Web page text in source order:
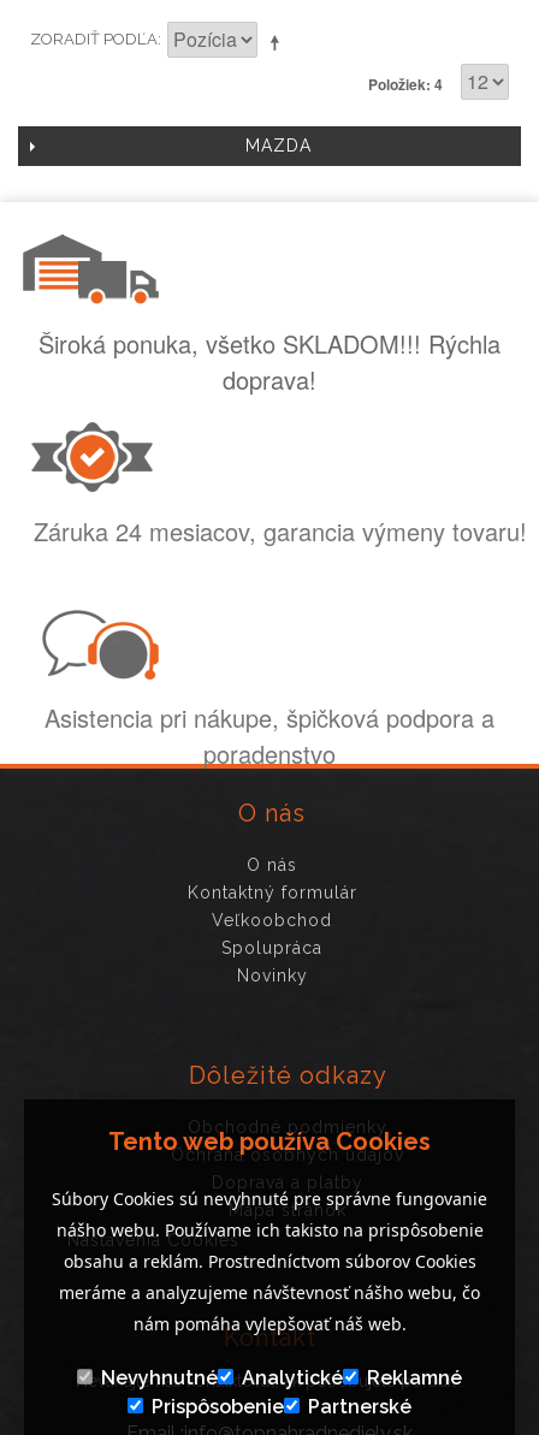
ZORADIŤ PODĽA
Položiek: 4
MAZDA
Široká ponuka, všetko SKLADOM!!! Rýchla
doprava!
Záruka 24 mesiacov, garancia výmeny tovaru!
Asistencia pri nákupe, špičková podpora a
poradenstvo
O nás
O nás
Kontaktný formulár
Veľkoobchod
Spolupráca
Novinky
Dôležité odkazy
Obchodné podmienky
Ochrana osobných údajov
Doprava a platby
Mapa stránok
Nastavenia Cookies
Kontakt
Neváhajte nás kontaktovať, ak potrebujete poradiť..
Tento web používa Cookies
Súbory Cookies sú nevyhnuté pre správne fungovanie
nášho webu. Používame ich takisto na prispôsobenie
obsahu a reklám. Prostredníctvom súborov Cookies
meráme a analyzujeme návštevnosť nášho webu, čo
nám pomáha vylepšovať náš web.
Nevyhnutné Analytické
Reklamné
Prispôsobenie
Partnerské